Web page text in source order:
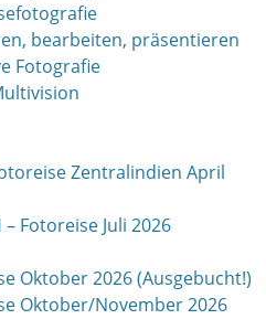
bearbeiten, präsentieren
Fotografie
Zentralindien April
– Fotoreise Juli 2026
Oktober 2026 (Ausgebucht!)
Oktober/November 2026